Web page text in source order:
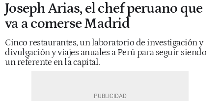
Joseph Arias, el chef peruano que
va a comerse Madrid
Cinco restaurantes, un laboratorio de investigación y
divulgación y viajes anuales a Perú para seguir siendo
un referente en la capital.